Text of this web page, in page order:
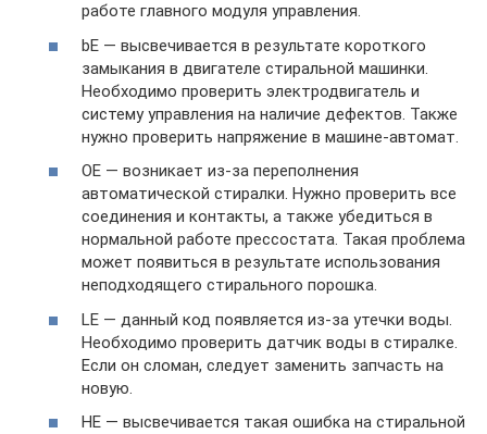
работе главного модуля управления.
bE — высвечивается в результате короткого
замыкания в двигателе стиральной машинки.
Необходимо проверить электродвигатель и
систему управления на наличие дефектов. Также
нужно проверить напряжение в машине-автомат.
OE — возникает из-за переполнения
автоматической стиралки. Нужно проверить все
соединения и контакты, а также убедиться в
нормальной работе прессостата. Такая проблема
может появиться в результате использования
неподходящего стирального порошка.
LE — данный код появляется из-за утечки воды.
Необходимо проверить датчик воды в стиралке.
Если он сломан, следует заменить запчасть на
новую.
HE — высвечивается такая ошибка на стиральной